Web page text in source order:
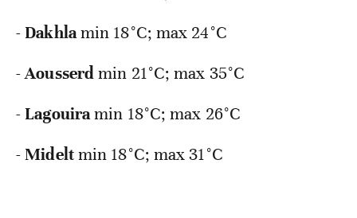
-Dakhlamin 18°C; max 24°C
-Aousserdmin 21°C; max 35°C
-Lagouiramin 18°C; max 26°C
-Mideltmin 18°C; max 31°C